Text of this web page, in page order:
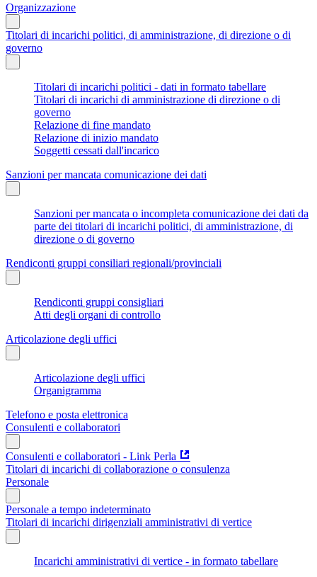
Organizzazione
Titolari di incarichi politici, di amministrazione, di direzione o di
governo
Titolari di incarichi politici - dati in formato tabellare
Titolari di incarichi di amministrazione di direzione o di
governo
Relazione di fine mandato
Relazione di inizio mandato
Soggetti cessati dall'incarico
Sanzioni per mancata comunicazione dei dati
Sanzioni per mancata o incompleta comunicazione dei dati da
parte dei titolari di incarichi politici, di amministrazione, di
direzione o di governo
Rendiconti gruppi consiliari regionali/provinciali
Rendiconti gruppi consigliari
Atti degli organi di controllo
Articolazione degli uffici
Articolazione degli uffici
Organigramma
Telefono e posta elettronica
Consulenti e collaboratori
Consulenti e collaboratori - Link Perla
Titolari di incarichi di collaborazione o consulenza
Personale
Personale a tempo indeterminato
Titolari di incarichi dirigenziali amministrativi di vertice
Incarichi amministrativi di vertice - in formato tabellare